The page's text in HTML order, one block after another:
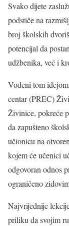
Svako dijete
podstiče na
broj školskih
potencijal da
udžbenika, već i
Vođeni tom
centar (PREC)
Živinice, pokreće
da zapušteno
učionicu na
kojem će učenici
odgovoran odnos
ograničeno
Najvrijednije
priliku da svojim